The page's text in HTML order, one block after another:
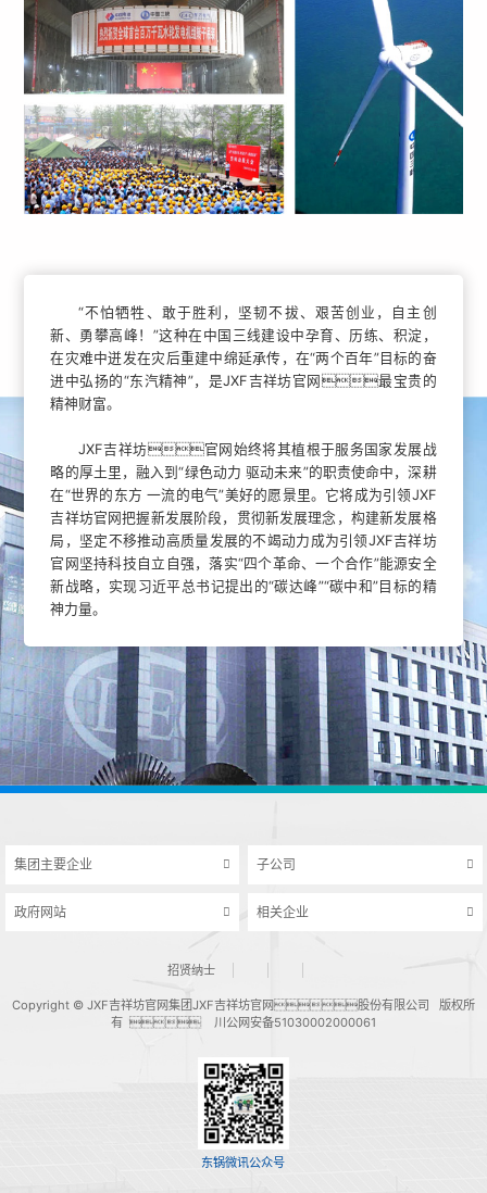
为“共和国长子”的坚强脊梁。
“东汽精神”不仅具有十分强烈的国家民族情
感、社会责任使命、艰苦奋斗精神等中国工人阶级的光荣传统，而且
还具有十分鲜明的自主创新和以人为本、珍惜生命等时代精神的特
征，是新时期中央企业共同的精神财富，标志着中央企业精神的新境
界。
“不怕牺牲、敢于胜利，坚韧不拔、艰苦创业，自主创
新、勇攀高峰！”这种在中国三线建设中孕育、历练、积淀，
在灾难中迸发在灾后重建中绵延承传，在“两个百年”目标的奋
进中弘扬的“东汽精神”，是JXF吉祥坊官网最宝贵的
精神财富。
JXF吉祥坊官网始终将其植根于服务国家发展战
略的厚土里，融入到“绿色动力 驱动未来”的职责使命中，深耕
在“世界的东方 一流的电气”美好的愿景里。它将成为引领JXF
吉祥坊官网把握新发展阶段，贯彻新发展理念，构建新发展格
局，坚定不移推动高质量发展的不竭动力成为引领JXF吉祥坊
官网坚持科技自立自强，落实“四个革命、一个合作”能源安全
新战略，实现习近平总书记提出的“碳达峰”“碳中和”目标的精
神力量。
集团主要企业 子公司
政府网站 相关企业
招贤纳士
Copyright © JXF吉祥坊官网集团JXF吉祥坊官网股份有限公司 版权所
有  川公网安备51030002000061
东锅微讯公众号